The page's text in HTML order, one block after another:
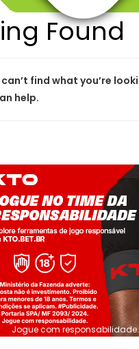
Found
find what you’re
help.
Jogue com responsabilidade.